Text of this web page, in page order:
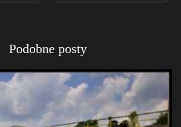
Podobne posty